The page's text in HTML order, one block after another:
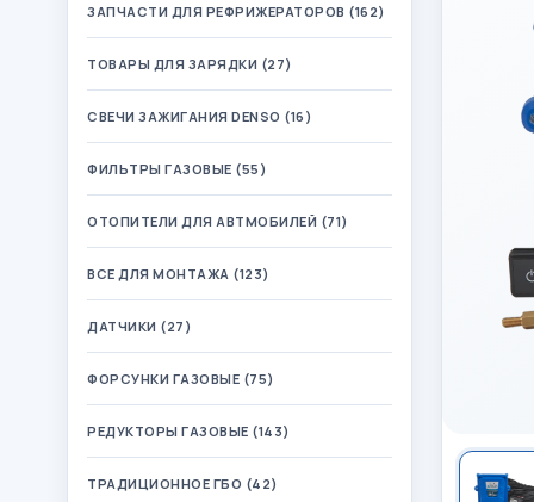
ЗАПЧАСТИ ДЛЯ РЕФРИЖЕРАТОРОВ (162)
ТОВАРЫ ДЛЯ ЗАРЯДКИ (27)
СВЕЧИ ЗАЖИГАНИЯ DENSO (16)
ФИЛЬТРЫ ГАЗОВЫЕ (55)
ОТОПИТЕЛИ ДЛЯ АВТМОБИЛЕЙ (71)
ВСЕ ДЛЯ МОНТАЖА (123)
ДАТЧИКИ (27)
ФОРСУНКИ ГАЗОВЫЕ (75)
РЕДУКТОРЫ ГАЗОВЫЕ (143)
ТРАДИЦИОННОЕ ГБО (42)